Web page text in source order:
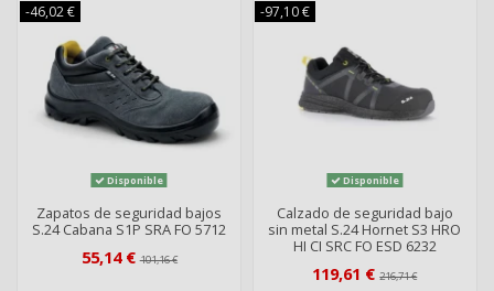
-46,02 €
Disponible
Zapatos de seguridad bajos
S.24 Cabana S1P SRA FO 5712
55,14 €101,16 €
-97,10 €
Disponible
Calzado de seguridad bajo
sin metal S.24 Hornet S3 HRO
HI CI SRC FO ESD 6232
119,61 €216,71 €